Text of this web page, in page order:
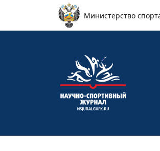
Перейти к основному содержанию
Министерство